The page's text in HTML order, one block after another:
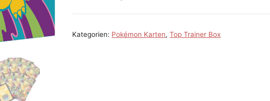
Kategorien: Pokémon Karten,Top Trainer Box